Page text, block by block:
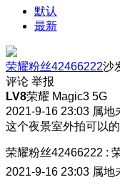
默认
最新
荣耀粉丝42466222沙
评论 举报
LV8荣耀 Magic3 5G
2021-9-16 23:03 属地
这个夜景室外拍可以
荣耀粉丝42466222 :
2021-9-16 23:03 属地